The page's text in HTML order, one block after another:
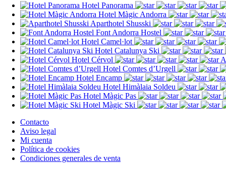
Hotel Panorama
Hotel Màgic Andorra
Aparthotel Shusski
Font Andorra Hostel
Hotel Camel·lot
Hotel Catalunya Ski
Hotel Cérvol
Hotel Comtes d’Urgell
Hotel Encamp
Hotel Himàlaia Soldeu
Hotel Màgic Pas
Hotel Màgic Ski
Contacto
Aviso legal
Mi cuenta
Política de cookies
Condiciones generales de venta